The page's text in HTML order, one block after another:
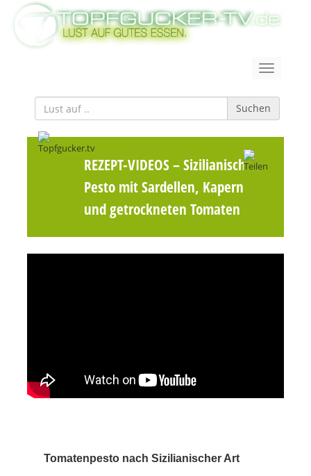
Suchen
REZEPT-VIDEOS– Sizilianisches
Pesto mit Sardellen, Kapern
und getrockneten Tomaten
Tomatenpesto nach Sizilianischer Art